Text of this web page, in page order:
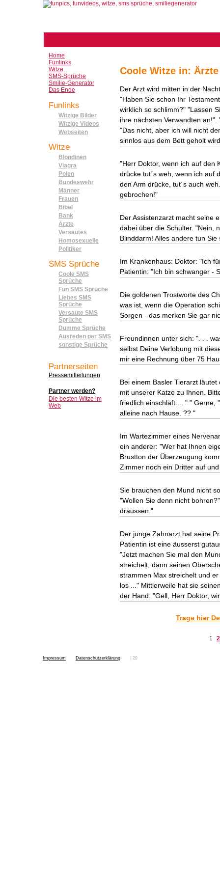
Home
Funlinks
Witze
SMS-Sprüche
Smilie-Generator
Das Ende
Funlinks
Witzige Bilder
Witzige Videos
Webseiten
Witze
Blondinen
Viagra
Polen
Bundeswehr
Männer
Frauen
Bibel
Bank
Ärzte
Versautes
Homosexuelle
Politiker
SMS Sprüche
Coole SMS
Sprüche
Fun SMS Sprüche
Liebes SMS
Sprüche
Versaute SMS
Sprüche
Dumme Sprüche
Ausreden per SMS
sonstige Sprüche
Partnerseiten
Pressemitteilungen
Partner werden?
Die besten Witze im
Web
Coole Witze in: Ärzte
Der Arzt wird mitten in der
"Haben Sie schon Ihr
wirklich so schlimm?" "Lassen
ihre nächsten Verwandten
"Das nicht, aber ich will nicht
sinnlos aus dem Bett geholt
"Herr Doktor, wenn ich auf den
drücke tut´s weh, wenn ich auf
den Arm drücke, tut´s auch
gebrochen!"
Der Assistenzarzt macht seine
dabei über die Schulter. "Nein,
Blinddarm! Alles andere tun
Im Krankenhaus: Doktor: "Ich
Patientin: "Ich bin schwanger -
Die goldenen Trostworte des
was ist, wenn die Operation
Sorgen - das merken Sie gar
Freundinnen unter sich: ". . .
selbst Deine Verlobung mit
mir eine Rechnung über 75
Bei einem Basler Tierarzt
mit unserer Katze zu Ihnen.
friedlich einschläft.... " " Gerne,
alleine nach Hause. ?? "
Im Wartezimmer eines
ein anderer: "Wer hat Ihnen
Brustton der Überzeugung
Zimmer noch ein Dritter auf
Sie brauchen den Mund nicht
"Wollen Sie denn nicht
draussen."
Der junge Zahnarzt hat seine
Patientin ist eine äusserst
"Jetzt machen Sie mal den
streichelt, dann seinen
strammen Max streichelt und
los ..." Mittlerweile hat sie
der Hand: "Gell, Herr Doktor,
Trage hier
1 2
Impressum Datenschutzerklärung 20